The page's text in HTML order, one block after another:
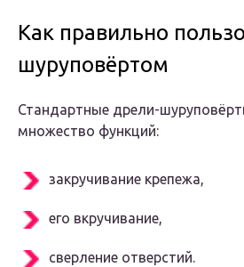
Как правильно
шуруповёртом
Стандартные дрели-
множество функций:
закручивание крепежа,
его вкручивание,
сверление отверстий.